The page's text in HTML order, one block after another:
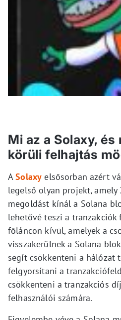
Mi az a Solaxy,
körüli felhajtás
ASolaxy elsősorban azért
legelső olyan projekt, amely
megoldást kínál a Solana
lehetővé teszi a tranzakciók
főláncon kívül, amelyek a
visszakerülnek a Solana
segít csökkenteni a hálózat
felgyorsítani a
csökkenteni a tranzakciós
felhasználói számára.